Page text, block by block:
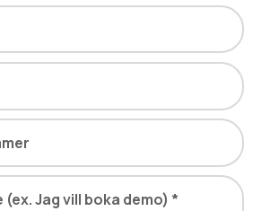
(ex. Jag vill boka demo) *